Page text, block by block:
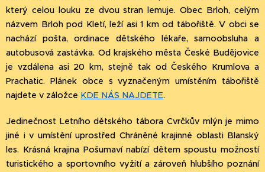
který celou louku ze dvou stran lemuje. Obec Brloh, celým
názvem Brloh pod Kletí, leží asi 1 km od tábořiště. V obci se
nachází pošta, ordinace dětského lékaře, samoobsluha a
autobusová zastávka. Od krajského města České Budějovice
je vzdálena asi 20 km, stejně tak od Českého Krumlova a
Prachatic. Plánek obce s vyznačeným umístěním tábořiště
najdete v záložce KDE NÁS NAJDETE.
Jedinečnost Letního dětského tábora Cvrčkův mlýn je mimo
jiné i v umístění uprostřed Chráněné krajinné oblasti Blanský
les. Krásná krajina Pošumaví nabízí dětem spoustu možností
turistického a sportovního vyžití a zároveň hlubšího poznání